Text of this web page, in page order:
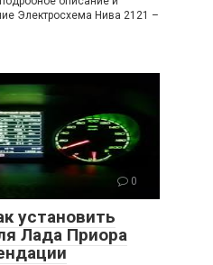
Электросхема Нива 2121 –
0
установить
Лада Приора